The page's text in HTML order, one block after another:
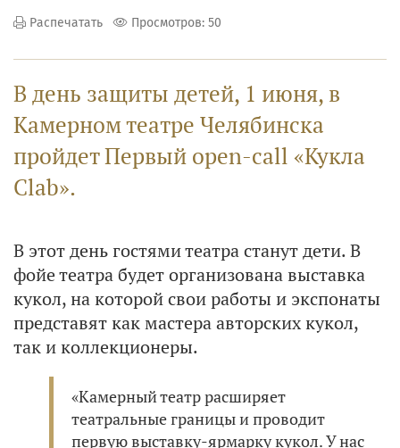
Распечатать Просмотров: 50
В день защиты детей, 1 июня, в
Камерном театре Челябинска
пройдет Первый open-call «Кукла
Clab».
В этот день гостями театра станут дети. В
фойе театра будет организована выставка
кукол, на которой свои работы и экспонаты
представят как мастера авторских кукол,
так и коллекционеры.
«Камерный театр расширяет
театральные границы и проводит
первую выставку-ярмарку кукол. У нас